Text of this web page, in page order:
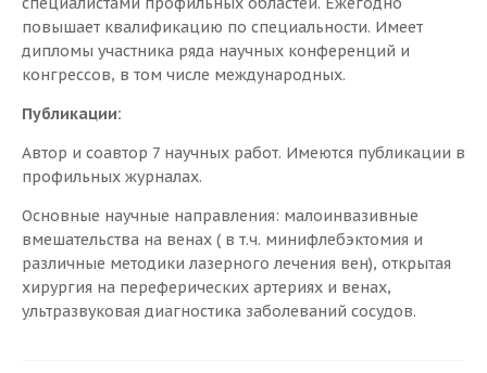
повышает квалификацию по специальности. Имеет
дипломы участника ряда научных конференций и
конгрессов, в том числе международных.
Публикации:
Автор и соавтор 7 научных работ. Имеются публикации в
профильных журналах.
Основные научные направления: малоинвазивные
вмешательства на венах ( в т.ч. минифлебэктомия и
различные методики лазерного лечения вен), открытая
хирургия на переферических артериях и венах,
ультразвуковая диагностика заболеваний сосудов.
периоде
Статьи
Видео
Специалисты
Новости
Цены
Контакты